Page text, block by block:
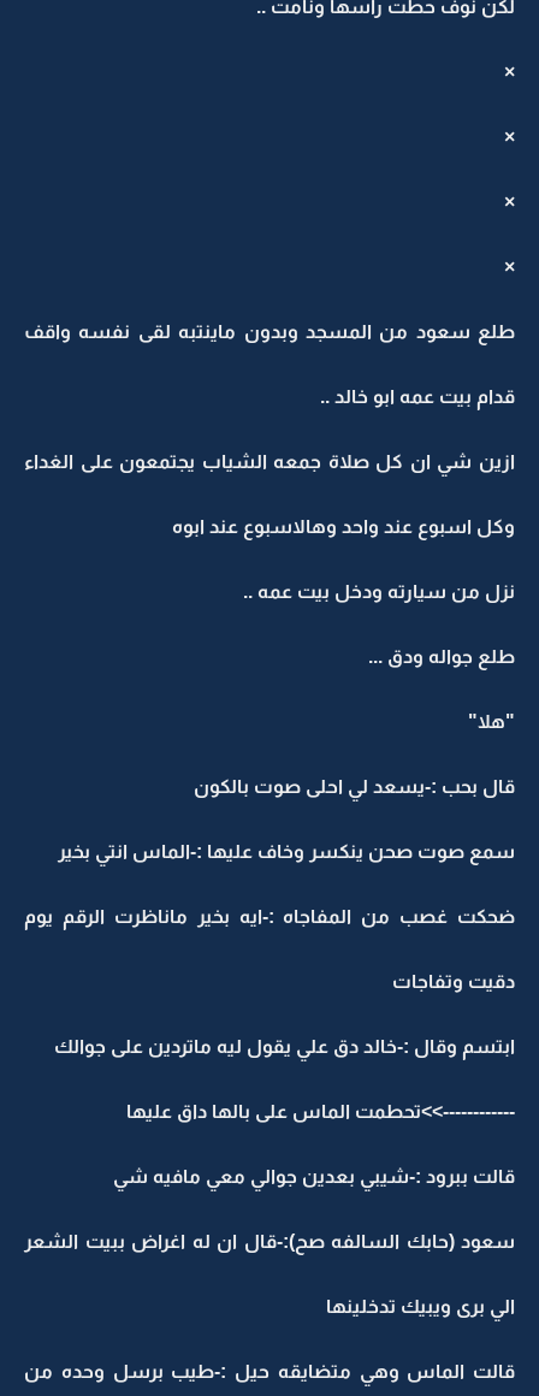
نوف حطت راسها ونامت ..
سعود من المسجد وبدون ماينتبه لقى نفسه واقف
بيت عمه ابو خالد ..
شي ان كل صلاة جمعه الشياب يجتمعون على الغداء
اسبوع عند واحد وهالاسبوع عند ابوه
من سيارته ودخل بيت عمه ..
جواله ودق ...
بحب :-يسعد لي احلى صوت بالكون
صوت صحن ينكسر وخاف عليها :-الماس انتي بخير
غصب من المفاجاه :-ايه بخير ماناظرت الرقم يوم
وتفاجات
وقال :-خالد دق علي يقول ليه ماتردين على جوالك
>>تحطمت الماس على بالها داق عليها
ببرود :-شيبي بعدين جوالي معي مافيه شي
(حابك السالفه صح):-قال ان له اغراض ببيت الشعر
برى ويبيك تدخلينها
الماس وهي متضايقه حيل :-طيب برسل وحده من